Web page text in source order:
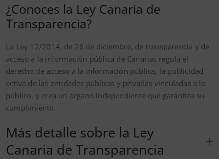
¿Conoces la Ley Canaria de
Transparencia?
La Ley 12/2014, de 26 de diciembre, de transparencia y de
acceso a la información pública de Canarias regula el
derecho de acceso a la información pública, la publicidad
activa de las entidades públicas y privadas vinculadas a lo
público, y crea un órgano independiente que garantiza su
cumplimiento.
Más detalle sobre la Ley
Canaria de Transparencia